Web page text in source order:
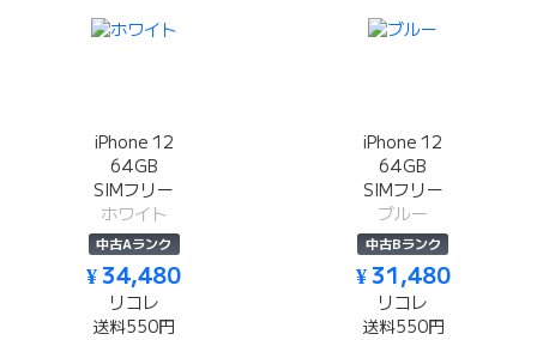
iPhone 12
64GB
SIMフリー
ホワイト
中古Aランク
¥ 34,480
リコレ
送料550円
iPhone 12
64GB
SIMフリー
ブルー
中古Bランク
¥ 31,480
リコレ
送料550円